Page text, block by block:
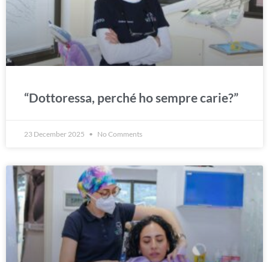
“Dottoressa, perché ho sempre carie?”
23 December 2025 No Comments